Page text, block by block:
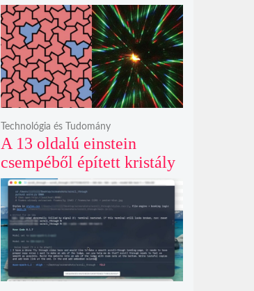
exkluzív vetítési
időszakának lejárta hozza
el
A 13 oldalú einstein
csempéből épített kristály
példátlanul forgó
csillagmintát vetít a fény
polarizációjától függően
Technológia és Tudomány